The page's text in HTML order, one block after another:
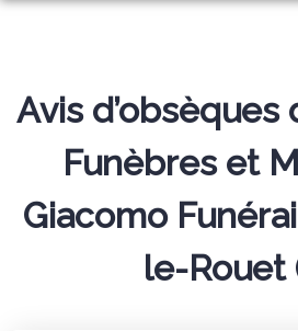
ORGANISER DES OBSÈQUES
PRÉVOIR SES OBSÈQUES
SERVICES AUX FAMILLES
MONUMENTS FUNÉRAIRES
ARTICLES FUNÉRAIRES
Avis d’obsèques
Funèbres et
Giacomo
le-Rouet